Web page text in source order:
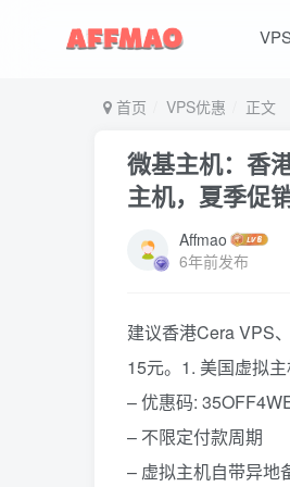
首页 VPS优惠 正文
微基主机：香
主机，夏季促
Affmao
6年前发布
建议香港Cera VPS
15元。1. 美国虚拟
– 优惠码:
– 不限定付款周期
– 虚拟主机自带异地